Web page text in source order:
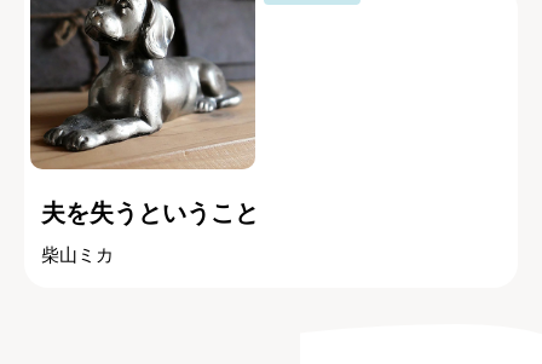
夫を失うということ
柴山ミカ